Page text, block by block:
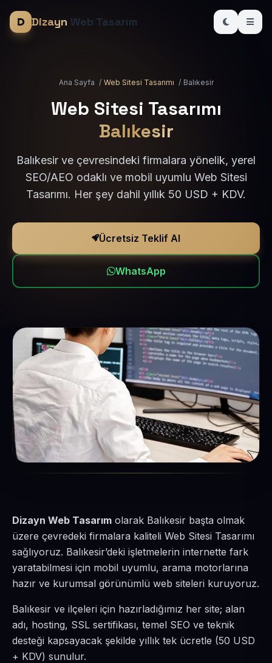
Dizayn Web Tasarım
Ana Sayfa / Web Sitesi Tasarımı / Balıkesir
Web Sitesi Tasarımı
Balıkesir
Balıkesir ve çevresindeki firmalara yönelik, yerel
SEO/AEO odaklı ve mobil uyumlu Web Sitesi
Tasarımı. Her şey dahil yıllık 50 USD + KDV.
Ücretsiz Teklif Al
WhatsApp
Dizayn Web Tasarım olarak Balıkesir başta olmak
üzere çevredeki firmalara kaliteli Web Sitesi Tasarımı
sağlıyoruz. Balıkesir’deki işletmelerin internette fark
yaratabilmesi için mobil uyumlu, arama motorlarına
hazır ve kurumsal görünümlü web siteleri kuruyoruz.
Balıkesir ve ilçeleri için hazırladığımız her site; alan
adı, hosting, SSL sertifikası, temel SEO ve teknik
desteği kapsayacak şekilde yıllık tek ücretle (50 USD
+ KDV) sunulur.